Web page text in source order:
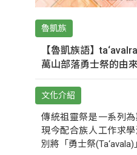
魯凱族
【魯凱族語】
萬山部落勇士祭的由來
文化介紹
傳統祖靈祭是一系列為
現今配合族人工作求
別將「勇士祭(Ta‘avala)